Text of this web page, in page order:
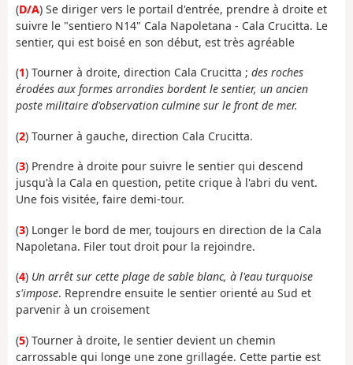
(D/A) Se diriger vers le portail d'entrée, prendre à droite et
suivre le "sentiero N14" Cala Napoletana - Cala Crucitta. Le
sentier, qui est boisé en son début, est très agréable
(1) Tourner à droite, direction Cala Crucitta ; des roches
érodées aux formes arrondies bordent le sentier, un ancien
poste militaire d'observation culmine sur le front de mer.
(2) Tourner à gauche, direction Cala Crucitta.
(3) Prendre à droite pour suivre le sentier qui descend
jusqu'à la Cala en question, petite crique à l'abri du vent.
Une fois visitée, faire demi-tour.
(3) Longer le bord de mer, toujours en direction de la Cala
Napoletana. Filer tout droit pour la rejoindre.
(4) Un arrêt sur cette plage de sable blanc, à l'eau turquoise
s'impose. Reprendre ensuite le sentier orienté au Sud et
parvenir à un croisement
(5) Tourner à droite, le sentier devient un chemin
carrossable qui longe une zone grillagée. Cette partie est